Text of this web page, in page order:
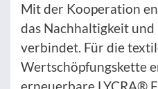
Mit der Kooperation
das Nachhaltigkeit
verbindet. Für die
Wertschöpfungskette